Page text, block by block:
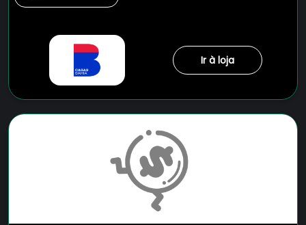
Ir à loja